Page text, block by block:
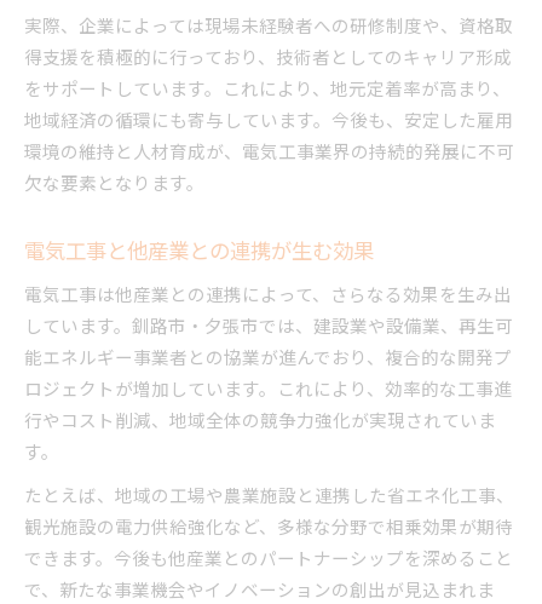
実際、企業によっては現場未経験者への研修制度や、資格取
得支援を積極的に行っており、技術者としてのキャリア形成
をサポートしています。これにより、地元定着率が高まり、
地域経済の循環にも寄与しています。今後も、安定した雇用
環境の維持と人材育成が、電気工事業界の持続的発展に不可
欠な要素となります。
電気工事と他産業との連携が生む効果
電気工事は他産業との連携によって、さらなる効果を生み出
しています。釧路市・夕張市では、建設業や設備業、再生可
能エネルギー事業者との協業が進んでおり、複合的な開発プ
ロジェクトが増加しています。これにより、効率的な工事進
行やコスト削減、地域全体の競争力強化が実現されていま
す。
たとえば、地域の工場や農業施設と連携した省エネ化工事、
観光施設の電力供給強化など、多様な分野で相乗効果が期待
できます。今後も他産業とのパートナーシップを深めること
で、新たな事業機会やイノベーションの創出が見込まれま